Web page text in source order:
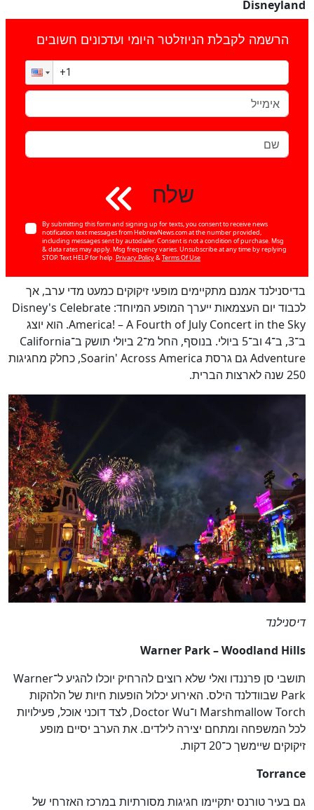
Disneyland
הרשמה לקבלת הניוזלטר היומי ועדכונים חשובים
שלח
By submitting this form and signing up for texts, you consent to receive news
notification text messages from HebrewNews.com at the number provided,
including messages sent by autodialer. Consent is not a condition of purchase. Msg
& data rates may apply. Msg frequency varies. Unsubscribe at any time by replying
STOP. Text HELP for help. Privacy Policy& Terms Of Use
בדיסנילנד אמנם מתקיימים מופעי זיקוקים כמעט מדי ערב, אך
לכבוד יום העצמאות ייערך המופע המיוחד: Disney's Celebrate
America! – A Fourth of July Concert in the Sky. הוא יוצג
ב־3, ב־4 וב־5 ביולי. בנוסף, החל מ־2 ביולי תושק ב־California
Adventure גם גרסת Soarin' Across America, כחלק מחגיגות
250 שנה לארצות הברית.
דיסנילנד
Warner Park – Woodland Hills
תושבי סן פרננדו ואלי שלא רוצים להרחיק יוכלו להגיע ל־Warner
Park שבוודלנד הילס. האירוע יכלול הופעות חיות של הלהקות
Marshmallow Torch ו־Doctor Wu, לצד דוכני אוכל, פעילויות
לכל המשפחה ומתחם יצירה לילדים. את הערב יסיים מופע
זיקוקים שיימשך כ־20 דקות.
Torrance
גם בעיר טורנס יתקיימו חגיגות מסורתיות במרכז האזרחי של
כן